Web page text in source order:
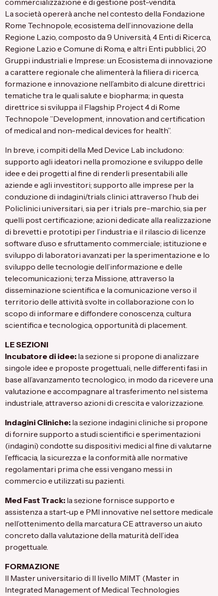
commercializzazione e di gestione post-vendita.
La società opererà anche nel contesto della Fondazione
Rome Technopole, ecosistema dell’innovazione della
Regione Lazio, composto da 9 Università, 4 Enti di Ricerca,
Regione Lazio e Comune di Roma, e altri Enti pubblici, 20
Gruppi industriali e Imprese: un Ecosistema di innovazione
a carattere regionale che alimenterà la filiera di ricerca,
formazione e innovazione nell’ambito di alcune direttrici
tematiche tra le quali salute e biopharma; in questa
direttrice si sviluppa il Flagship Project 4 di Rome
Technopole ”Development, innovation and certification
of medical and non-medical devices for health”.
In breve, i compiti della Med Device Lab includono:
supporto agli ideatori nella promozione e sviluppo delle
idee e dei progetti al fine di renderli presentabili alle
aziende e agli investitori; supporto alle imprese per la
conduzione di indagini/trials clinici attraverso l’hub dei
Policlinici universitari, sia per i trials pre-marchio, sia per
quelli post certificazione; azioni dedicate alla realizzazione
di brevetti e prototipi per l’industria e il rilascio di licenze
software d’uso e sfruttamento commerciale; istituzione e
sviluppo di laboratori avanzati per la sperimentazione e lo
sviluppo delle tecnologie dell’informazione e delle
telecomunicazioni; terza Missione, attraverso la
disseminazione scientifica e la comunicazione verso il
territorio delle attività svolte in collaborazione con lo
scopo di informare e diffondere conoscenza, cultura
scientifica e tecnologica, opportunità di placement.
LE SEZIONI
Incubatore di idee: la sezione si propone di analizzare
singole idee e proposte progettuali, nelle differenti fasi in
base all’avanzamento tecnologico, in modo da ricevere una
valutazione e accompagnare al trasferimento nel sistema
industriale, attraverso azioni di crescita e valorizzazione.
Indagini Cliniche: la sezione indagini cliniche si propone
di fornire supporto a studi scientifici e sperimentazioni
(indagini) condotte su dispositivi medici al fine di valutarne
l’efficacia, la sicurezza e la conformità alle normative
regolamentari prima che essi vengano messi in
commercio e utilizzati su pazienti.
Med Fast Track: la sezione fornisce supporto e
assistenza a start-up e PMI innovative nel settore medicale
nell’ottenimento della marcatura CE attraverso un aiuto
concreto dalla valutazione della maturità dell’idea
progettuale.
FORMAZIONE
Il Master universitario di II livello MIMT (Master in
Integrated Management of Medical Technologies